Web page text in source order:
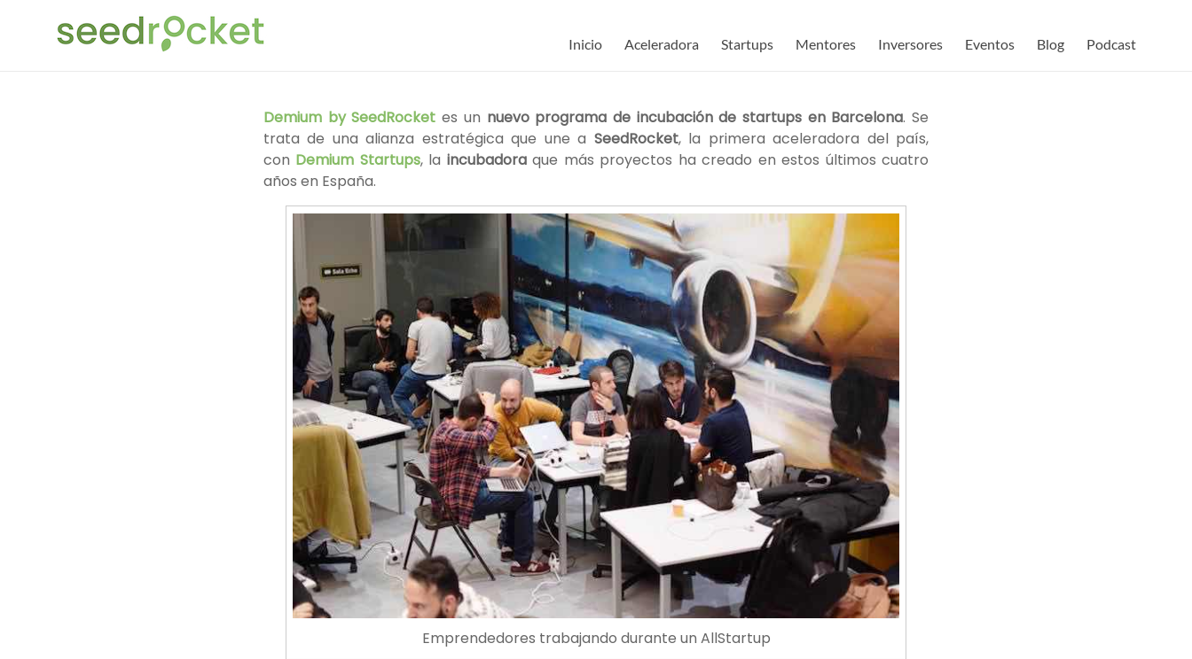
contenidoSeedRocket Inicio Aceleradora Startups Mentores Inversores Eventos Blog Podcast
Demium by SeedRocket es un nuevo programa de incubación de startups en Barcelona. Se
trata de una alianza estratégica que une a SeedRocket, la primera aceleradora del país,
con Demium Startups, la incubadoraque más proyectos ha creado en estos últimos cuatro
años en España.
Emprendedores trabajando durante un AllStartup